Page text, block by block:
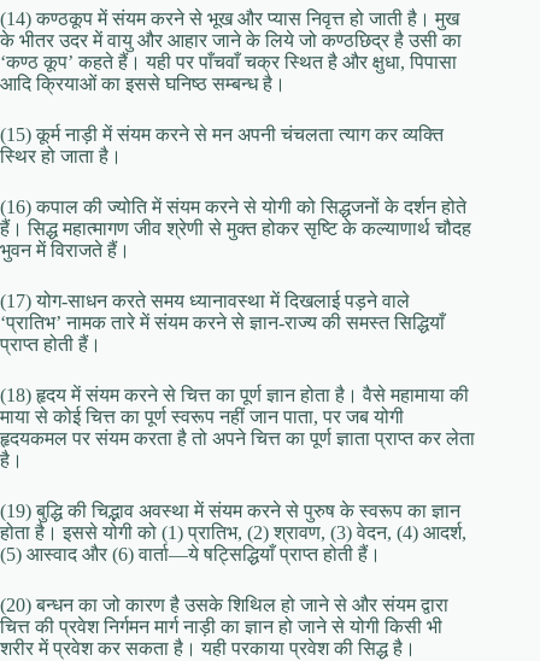
(14) कण्ठकूप में संयम करने से भूख और प्यास निवृत्त हो जाती है। मुख
के भीतर उदर में वायु और आहार जाने के लिये जो कण्ठछिद्र है उसी का
‘कण्ठ कूप’ कहते हैं। यही पर पाँचवाँ चक्र स्थित है और क्षुधा, पिपासा
आदि क्रियाओं का इससे घनिष्ठ सम्बन्ध है।
(15) कूर्म नाड़ी में संयम करने से मन अपनी चंचलता त्याग कर व्यक्ति
स्थिर हो जाता है।
(16) कपाल की ज्योति में संयम करने से योगी को सिद्धजनों के दर्शन होते
हैं। सिद्ध महात्मागण जीव श्रेणी से मुक्त होकर सृष्टि के कल्याणार्थ चौदह
भुवन में विराजते हैं।
(17) योग-साधन करते समय ध्यानावस्था में दिखलाई पड़ने वाले
‘प्रातिभ’ नामक तारे में संयम करने से ज्ञान-राज्य की समस्त सिद्धियाँ
प्राप्त होती हैं।
(18) हृदय में संयम करने से चित्त का पूर्ण ज्ञान होता है। वैसे महामाया की
माया से कोई चित्त का पूर्ण स्वरूप नहीं जान पाता, पर जब योगी
हृदयकमल पर संयम करता है तो अपने चित्त का पूर्ण ज्ञाता प्राप्त कर लेता
है।
(19) बुद्धि की चिद्भाव अवस्था में संयम करने से पुरुष के स्वरूप का ज्ञान
होता है। इससे योगी को (1) प्रातिभ, (2) श्रावण, (3) वेदन, (4) आदर्श,
(5) आस्वाद और (6) वार्ता—ये षट्सिद्धियाँ प्राप्त होती हैं।
(20) बन्धन का जो कारण है उसके शिथिल हो जाने से और संयम द्वारा
चित्त की प्रवेश निर्गमन मार्ग नाड़ी का ज्ञान हो जाने से योगी किसी भी
शरीर में प्रवेश कर सकता है। यही परकाया प्रवेश की सिद्ध है।